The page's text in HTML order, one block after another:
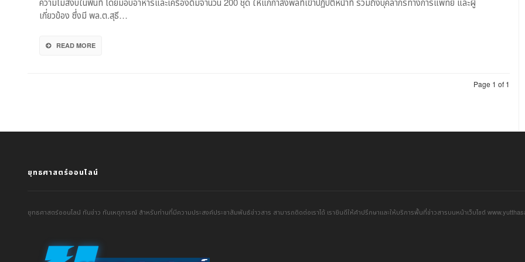
ชุด
เกี่ยวข้อง ซึ่งมี พล.ต.สุธี…
READ MORE
Page 1 of 1
ยุทธศาสตร์ออนไลน์
ยุทธศาสตร์ออนไลน์ ทันข่าว ทันเหตุการณ์ สำหรับท่านที่มีความประสงค์ประชาสัมพันธ์ข่าวสาร สามารถติดต่อเราได้ เรายินดีให้คำปรึกษาและให้บริการพื้นที่ข่าวสารบนหน้าเว็บไซต์